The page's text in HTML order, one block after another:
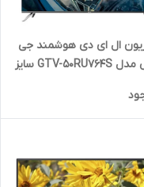
ال ای دی هوشمند جی
پلاس مدل GTV-50RU764S سایز